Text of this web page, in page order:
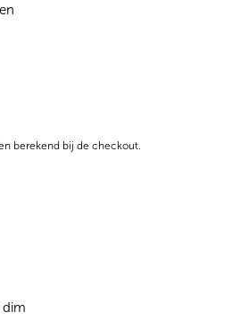
berekend bij de checkout.
dim